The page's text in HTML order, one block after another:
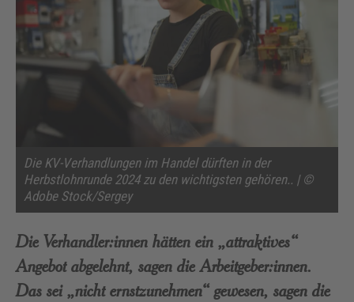
Die KV-Verhandlungen im Handel dürften in der
Herbstlohnrunde 2024 zu den wichtigsten gehören.. | ©
Adobe Stock/Sergey
Die Verhandler:innen hätten ein „attraktives“
Angebot abgelehnt, sagen die Arbeitgeber:innen.
Das sei „nicht ernstzunehmen“ gewesen, sagen die